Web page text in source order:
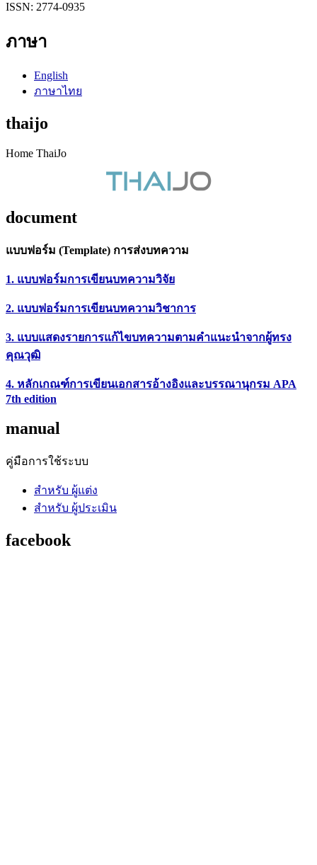
ISSN: 2774-0935
ภาษา
English
ภาษาไทย
thaijo
Home ThaiJo
document
แบบฟอร์ม (Template) การส่งบทความ
1. แบบฟอร์มการเขียนบทความวิจัย
2. แบบฟอร์มการเขียนบทความวิชาการ
3. แบบแสดงรายการแก้ไขบทความตามคำแนะนำจากผู้ทรง
คุณวุฒิ
4. หลักเกณฑ์การเขียนเอกสารอ้างอิงและบรรณานุกรม APA
7th edition
manual
คู่มือการใช้ระบบ
สำหรับ ผู้แต่ง
สำหรับ ผู้ประเมิน
facebook